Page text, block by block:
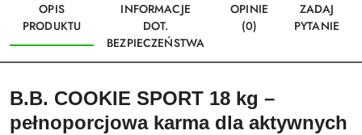
OPIS
PRODUKTU
INFORMACJE
DOT.
BEZPIECZEŃSTWA
OPINIE
(0)
ZADAJ
PYTANIE
B.B. COOKIE SPORT 18 kg –
pełnoporcjowa karma dla aktywnych